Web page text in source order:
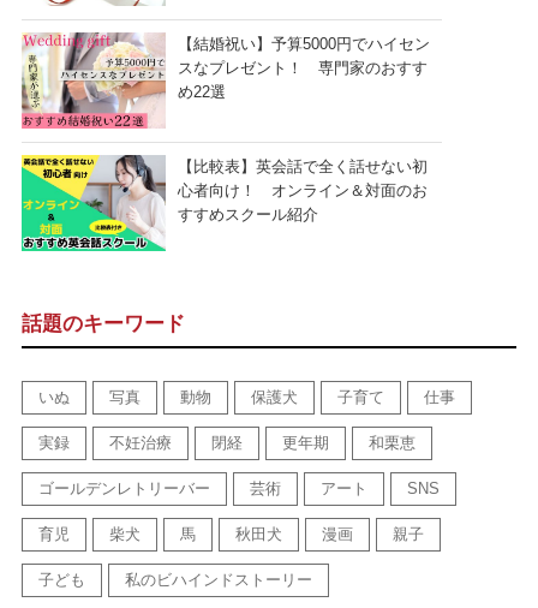
【結婚祝い】予算5000円でハイセン
スなプレゼント！ 専門家のおすす
め22選
【比較表】英会話で全く話せない初
心者向け！ オンライン＆対面のお
すすめスクール紹介
話題のキーワード
いぬ 写真 動物 保護犬 子育て 仕事
実録 不妊治療 閉経 更年期 和栗恵
ゴールデンレトリーバー 芸術 アート SNS
育児 柴犬 馬 秋田犬 漫画 親子
子ども 私のビハインドストーリー